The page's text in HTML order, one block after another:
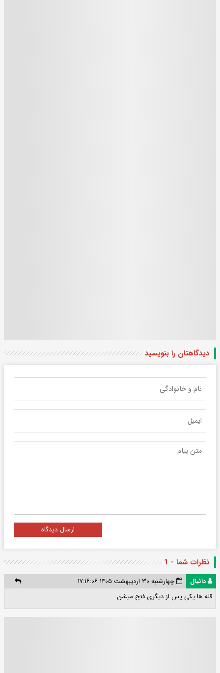
دیدگاهتان را بنویسید
ارسال دیدگاه
نظرات شما - 1
دانیال
چهارشنبه ۳۰ اردیبهشت ۱۴۰۵ ۱۷:۱۶:۰۶
قله ها یکی پس از دیگری فتح میشن